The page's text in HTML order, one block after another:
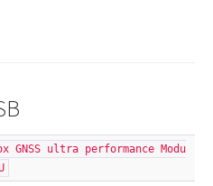
GNSS ultra performance Modu